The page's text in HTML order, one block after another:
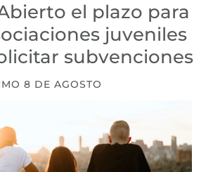
el plazo para
juveniles
subvenciones
8 DE AGOSTO